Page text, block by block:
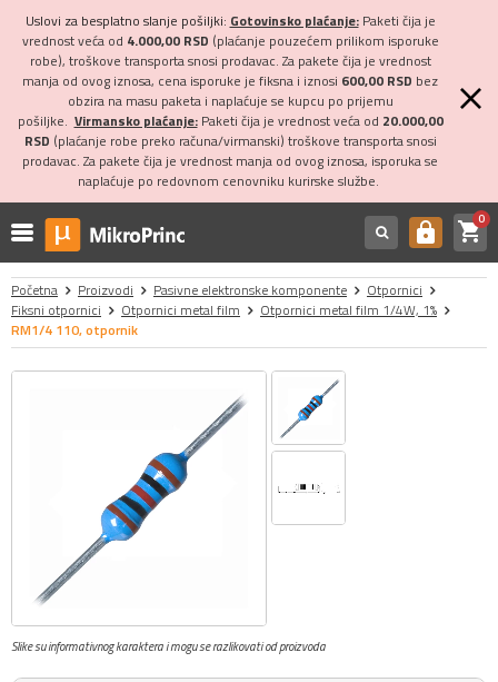
Uslovi za besplatno slanje pošiljki: Gotovinsko plaćanje:Paketi čija je
vrednost veća od 4.000,00 RSD (plaćanje pouzećem prilikom isporuke
robe), troškove transporta snosi prodavac. Za pakete čija je vrednost
manja od ovog iznosa, cena isporuke je fiksna i iznosi 600,00 RSD bez
obzira na masu paketa i naplaćuje se kupcu po prijemu
pošiljke. Virmansko plaćanje:Paketi čija je vrednost veća od 20.000,00
RSD (plaćanje robe preko računa/virmanski) troškove transporta snosi
prodavac. Za pakete čija je vrednost manja od ovog iznosa, isporuka se
naplaćuje po redovnom cenovniku kurirske službe.
https shopping_cart0
Početna Proizvodi Pasivne elektronske komponente
Otpornici
Fiksni otpornici
Otpornici metal film
Otpornici metal film 1/4W, 1%
RM1/4 110, otpornik
Slike su informativnog karaktera i mogu se razlikovati od proizvoda